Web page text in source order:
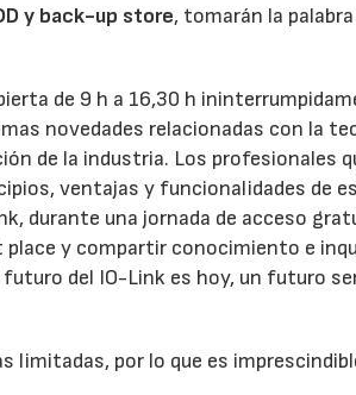
y back-up store, tomarán la
de 9 h a 16,30 h
novedades relacionadas con la
de la industria. Los profesionales
ventajas y funcionalidades de
durante una jornada de acceso
y compartir conocimiento e
del IO-Link es hoy, un futuro
limitadas, por lo que es